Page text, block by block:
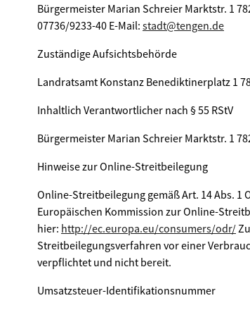
Bürgermeister Marian Schreier Marktstr. 1
07736/9233-40 E-Mail: stadt@tengen.de
Zuständige Aufsichtsbehörde
Landratsamt Konstanz Benediktinerplatz 1
Inhaltlich Verantwortlicher nach § 55 RStV
Bürgermeister Marian Schreier Marktstr. 1
Hinweise zur Online-Streitbeilegung
Online-Streitbeilegung gemäß Art. 14 Abs. 1
Europäischen Kommission zur Online-
hier: http://ec.europa.eu/consumers/odr/
Streitbeilegungsverfahren vor einer
verpflichtet und nicht bereit.
Umsatzsteuer-Identifikationsnummer